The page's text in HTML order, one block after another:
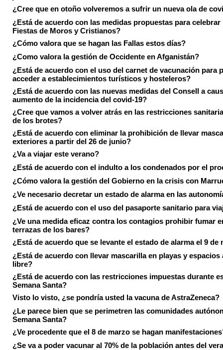
¿Cree que en otoño volveremos a sufrir un nueva ola de
¿Está de acuerdo con las medidas propuestas para celebrar
Fiestas de Moros y Cristianos?
¿Cómo valora que se hagan las Fallas estos días?
¿Como valora la gestión de Occidente en Afganistán?
¿Está de acuerdo con el uso del carnet de vacunación para
acceder a establecimientos turísticos y hosteleros?
¿Está de acuerdo con las nuevas medidas del Consell a
aumento de la incidencia del covid-19?
¿Cree que vamos a volver atrás en las restricciones
de los brotes?
¿Está de acuerdo con eliminar la prohibición de llevar
exteriores a partir del 26 de junio?
¿Va a viajar este verano?
¿Está de acuerdo con el indulto a los condenados por el
¿Cómo valora la gestión del Gobierno en la crisis con
¿Ve necesario decretar un estado de alarma en las
¿Está de acuerdo con el uso del pasaporte sanitario para
¿Ve una medida eficaz contra los contagios prohibir fumar
terrazas de los bares?
¿Está de acuerdo que se levante el estado de alarma el 9 de
¿Está de acuerdo con llevar mascarilla en playas y espacios
libre?
¿Está de acuerdo con las restricciones impuestas durante
Semana Santa?
Visto lo visto, ¿se pondría usted la vacuna de AstraZeneca?
¿Le parece bien que se perimetren las comunidades
Semana Santa?
¿Ve procedente que el 8 de marzo se hagan
¿Se va a poder vacunar al 70% de la población antes del